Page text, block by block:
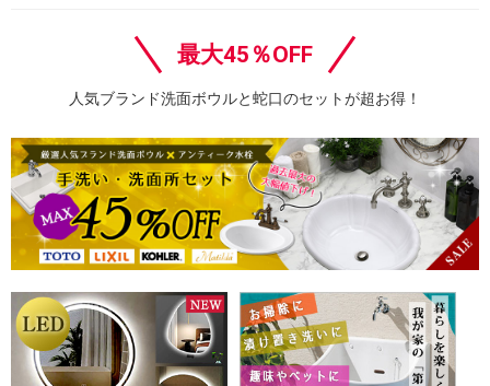
最大45％OFF
人気ブランド洗面ボウルと蛇口のセットが超お得！